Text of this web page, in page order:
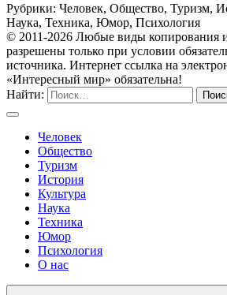
Рубрики: Человек, Общество, Туризм,
Наука, Техника, Юмор, Психология
© 2011-2026 Любые виды копирования
разрешены только при условии
источника. Интернет ссылка на
«Интересный мир» обязательна!
Найти:
Человек
Общество
Туризм
История
Культура
Наука
Техника
Юмор
Психология
О нас